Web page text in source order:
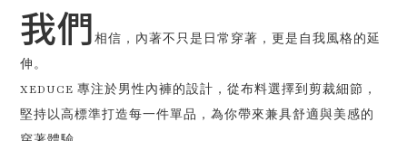
我們相信，內著不只是日常穿著，更是自我風格的延
伸。
XEDUCE 專注於男性內褲的設計，從布料選擇到剪裁細節，
堅持以高標準打造每一件單品，為你帶來兼具舒適與美感的